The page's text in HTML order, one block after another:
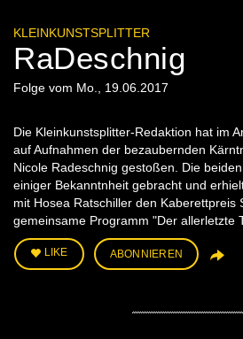
KLEINKUNSTSPLITTER
RaDeschnig
Folge vom Mo., 19.06.2017
Die Kleinkunstsplitter-Redaktion hat im
auf Aufnahmen der bezaubernden
Nicole Radeschnig gestoßen. Die
einiger Bekanntnheit gebracht und
mit Hosea Ratschiller den Kaberettpreis
gemeinsame Programm "Der allerletzte
LIKE ABONNIEREN